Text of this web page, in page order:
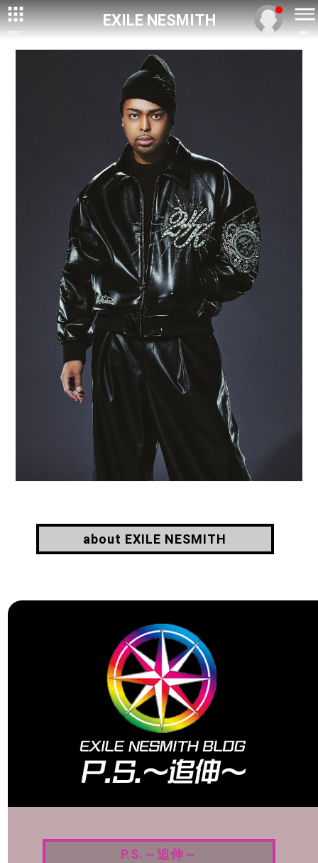
ARTIST MENU
EXILE NESMITH
about EXILE NESMITH
P.S.～追伸～